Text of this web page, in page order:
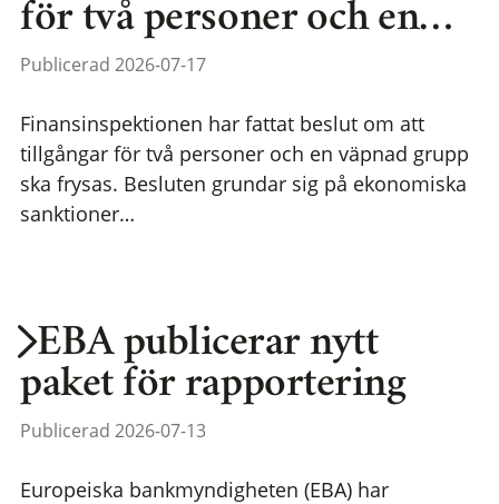
för två personer och en…
Publicerad 2026-07-17
Finansinspektionen har fattat beslut om att
tillgångar för två personer och en väpnad grupp
ska frysas. Besluten grundar sig på ekonomiska
sanktioner…
EBA publicerar nytt
paket för rapportering
Publicerad 2026-07-13
Europeiska bankmyndigheten (EBA) har